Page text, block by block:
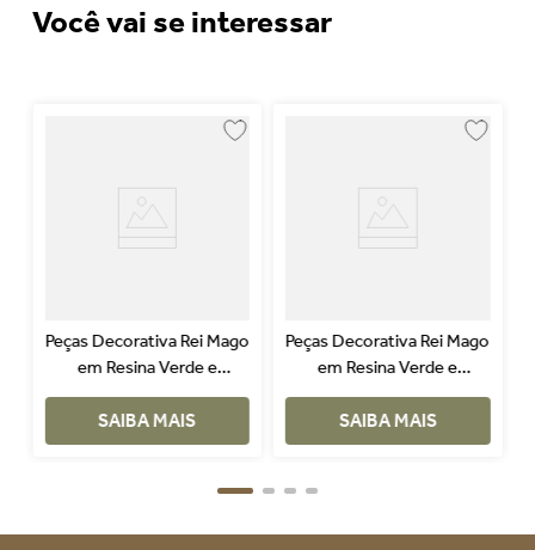
Você vai se interessar
Peças Decorativa Rei Mago
em Resina Verde e
Vermelho
SAIBA MAIS
Peças Decorativa Rei Mago
em Resina Verde e
Vermelho
SAIBA MAIS